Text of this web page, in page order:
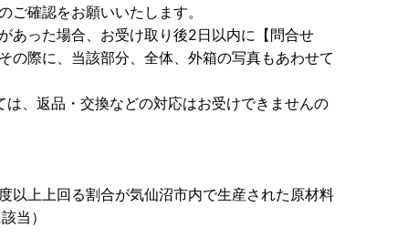
ご確認をお願いいたします。
あった場合、お受け取り後2日以内に【問合せ
の際に、当該部分、全体、外箱の写真もあわせて
、返品・交換などの対応はお受けできませんの
以上上回る割合が気仙沼市内で生産された原材料
当）